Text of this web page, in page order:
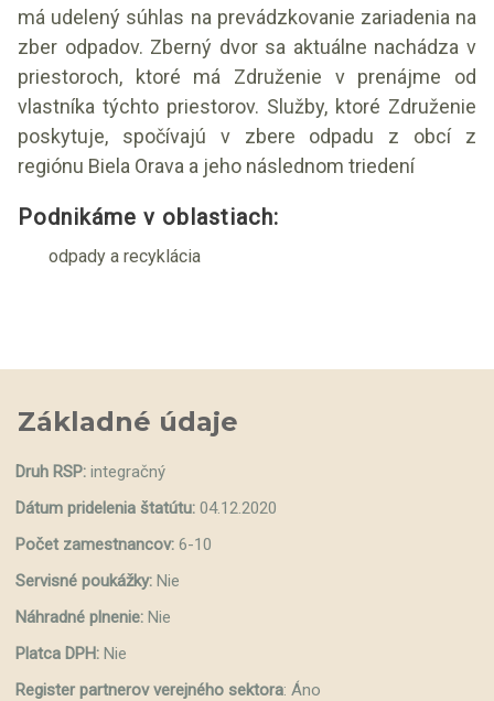
má udelený súhlas na prevádzkovanie zariadenia na
zber odpadov. Zberný dvor sa aktuálne nachádza v
priestoroch, ktoré má Združenie v prenájme od
vlastníka týchto priestorov. Služby, ktoré Združenie
poskytuje, spočívajú v zbere odpadu z obcí z
regiónu Biela Orava a jeho následnom triedení
Podnikáme v oblastiach:
odpady a recyklácia
Základné údaje
Druh RSP: integračný
Dátum pridelenia štatútu: 04.12.2020
Počet zamestnancov: 6-10
Servisné poukážky: Nie
Náhradné plnenie: Nie
Platca DPH: Nie
Register partnerov verejného sektora: Áno